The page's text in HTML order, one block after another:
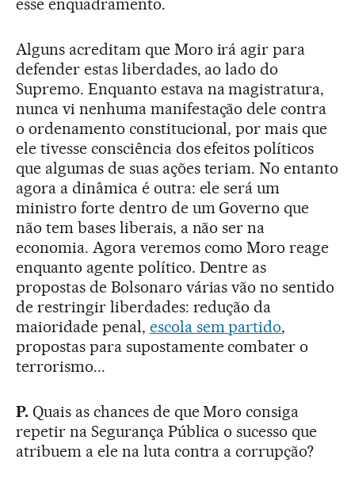
esse enquadramento.
Alguns acreditam que Moro irá agir para
defender estas liberdades, ao lado do
Supremo. Enquanto estava na magistratura,
nunca vi nenhuma manifestação dele contra
o ordenamento constitucional, por mais que
ele tivesse consciência dos efeitos políticos
que algumas de suas ações teriam. No entanto
agora a dinâmica é outra: ele será um
ministro forte dentro de um Governo que
não tem bases liberais, a não ser na
economia. Agora veremos como Moro reage
enquanto agente político. Dentre as
propostas de Bolsonaro várias vão no sentido
de restringir liberdades: redução da
maioridade penal, escola sem partido,
propostas para supostamente combater o
terrorismo...
P.Quais as chances de que Moro consiga
repetir na Segurança Pública o sucesso que
atribuem a ele na luta contra a corrupção?